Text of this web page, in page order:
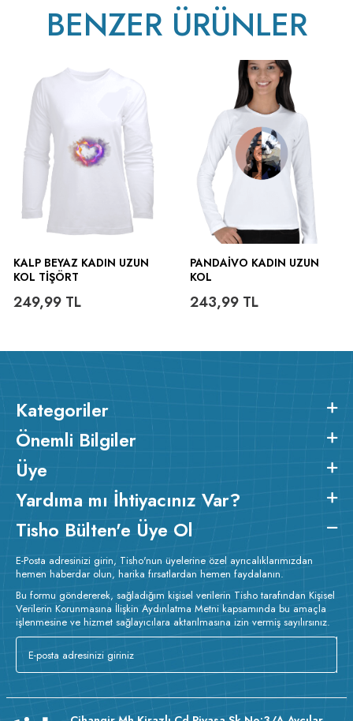
ütülenir.BENZER ÜRÜNLER
KALP BEYAZ KADIN UZUN
KOL TIŞÖRT
249,99 TL
PANDAIVO KADIN UZUN
KOL
243,99TL
Kategoriler
Önemli Bilgiler
Üye
Yardıma mı İhtiyacınız Var?
Tisho Bülten'e Üye Ol
E-Posta adresinizi girin, Tisho'nun üyelerine özel ayrıcalıklarımızdan
hemen haberdar olun, harika fırsatlardan hemen faydalanın.
Bu formu göndererek, sağladığım kişisel verilerin Tisho tarafından Kişisel
Verilerin Korunmasına İlişkin Aydınlatma Metni kapsamında bu amaçla
işlenmesine ve hizmet sağlayıcılara aktarılmasına izin vermiş sayılırsınız.